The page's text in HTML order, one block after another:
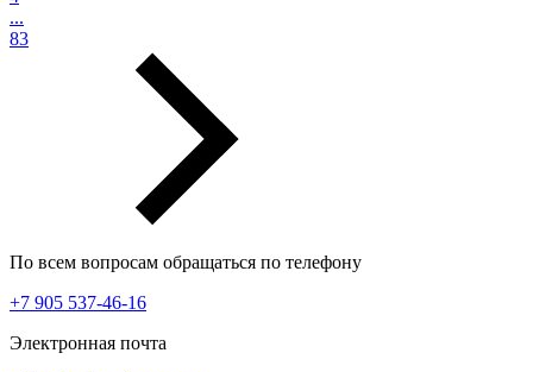
...
83
По всем вопросам обращаться по телефону
+7 905 537-46-16
Электронная почта